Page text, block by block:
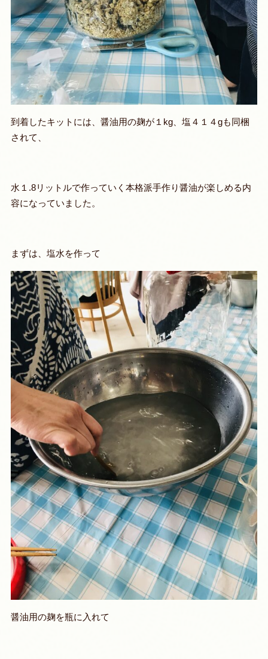
到着したキットには、醤油用の麹が１kg、塩４１４gも同梱
されて、
水１.8リットルで作っていく本格派手作り醤油が楽しめる内
容になっていました。
まずは、塩水を作って
醤油用の麹を瓶に入れて